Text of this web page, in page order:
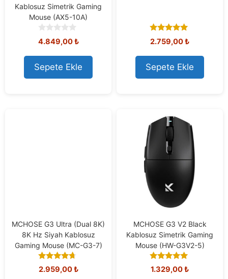
Kablosuz Simetrik Gaming
Mouse (AX5-10A)
0
o
u
t
o
f
4.849,00₺
Sepete Ekle
5.00
out of 5
2.759,00₺
Sepete Ekle
MCHOSE G3 Ultra (Dual 8K)
8K Hz Siyah Kablosuz
Gaming Mouse (MC-G3-7)
4.50
out of 5
2.959,00₺
MCHOSE G3 V2 Black
Kablosuz Simetrik Gaming
Mouse (HW-G3V2-5)
5.00
out of 5
1.329,00₺